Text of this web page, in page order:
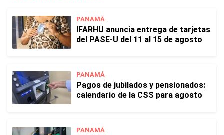
PANAMÁ
IFARHU anuncia entrega de tarjetas
del PASE-U del 11 al 15 de agosto
PANAMÁ
Pagos de jubilados y pensionados:
calendario de la CSS para agosto
PANAMÁ